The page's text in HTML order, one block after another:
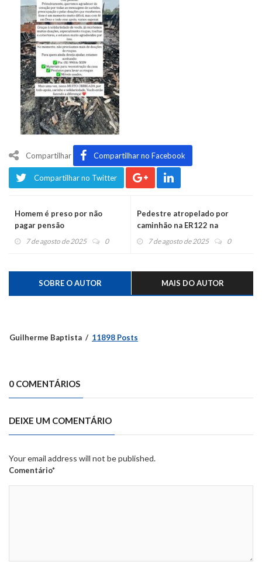
Compartilhar Compartilhar no Facebook
Compartilhar no Twitter
Homem é preso por não
pagar pensão
7 de agosto de 2025 0
Pedestre atropelado por
caminhão na ER122 na
Conceição está em estado
7 de agosto de 2025 0
SOBRE O AUTOR MAIS DO AUTOR
Guilherme Baptista 11898 Posts
0 COMENTÁRIOS
DEIXE UM COMENTÁRIO
Your email address will not be published.
Comentário*